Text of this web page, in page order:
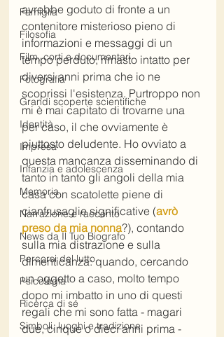
Famiglia
Filosofia
Film, corti e documentari
Fotografia
Grandi scoperte scientifiche
Identità
Impresa
Infanzia e adolescenza
Memoria
Narrazione e racconto
News da Il Tuo Biografo
Percorsi del lutto
Psicologia
Ricerca di sé
Simboli, luoghi e tradizione
avrebbe goduto di fronte a un
contenitore misterioso pieno di
informazioni e messaggi di un
tempo perduto, rimasto intatto per
diversi anni prima che io ne
scoprissi l'esistenza. Purtroppo non
mi è mai capitato di trovarne una
per caso, il che ovviamente è
piuttosto deludente. Ho ovviato a
questa mancanza disseminando di
tanto in tanto gli angoli della mia
casa con scatolette piene di
cianfrusaglie significative (avrò
preso da mia nonna?), contando
sulla mia distrazione e sulla
dimenticanza: quando, cercando
un oggetto a caso, molto tempo
dopo mi imbatto in uno di questi
regali che mi sono fatta - magari
due, cinque o dieci anni prima -